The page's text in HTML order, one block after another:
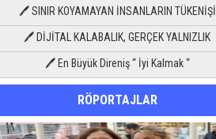
🖊 SINIR KOYAMAYAN İNSANLARIN TÜKENİŞİ
🖊 DİJİTAL KALABALIK, GERÇEK YALNIZLIK
🖊 En Büyük Direniş “ İyi Kalmak “
RÖPORTAJLAR